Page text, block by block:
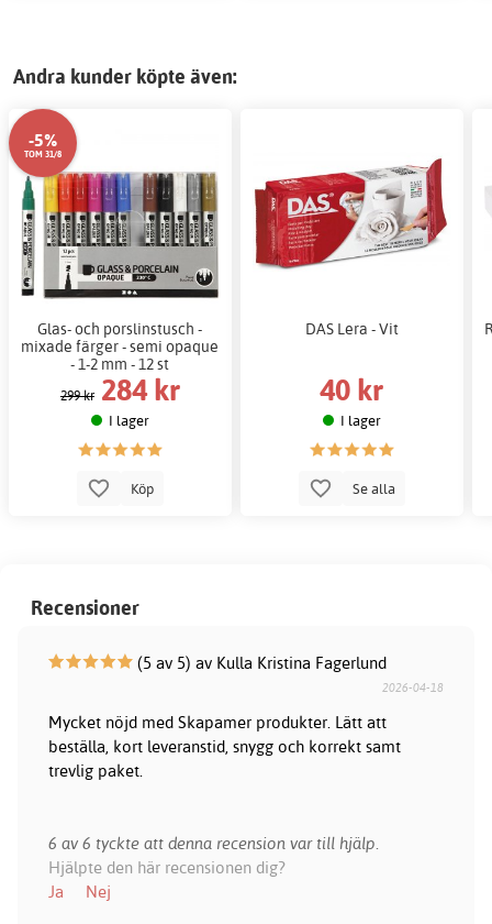
Andra kunder köpte även:
-5%
TOM 31/8
Glas- och porslinstusch -
mixade färger - semi opaque
- 1-2 mm - 12 st
299 kr 284 kr
I lager
Köp
DAS Lera - Vit
40 kr
I lager
Se alla
Recensioner
(5 av 5) av Kulla Kristina Fagerlund
2026-04-18
Mycket nöjd med Skapamer produkter. Lätt att
beställa, kort leveranstid, snygg och korrekt samt
trevlig paket.
6 av 6 tyckte att denna recension var till hjälp.
Hjälpte den här recensionen dig?
Ja
Nej